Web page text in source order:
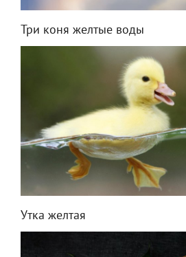
Три коня желтые воды
Утка желтая